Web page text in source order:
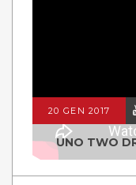
20 GEN 2017